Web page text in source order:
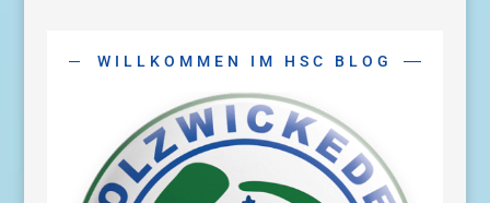
WILLKOMMEN IM HSC BLOG